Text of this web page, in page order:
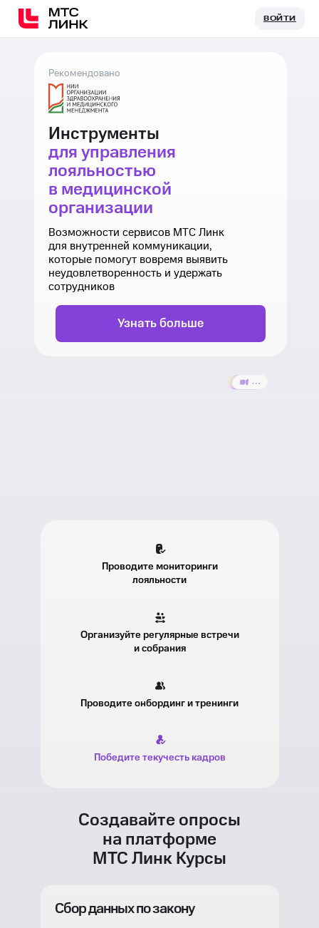
ВОЙТИВОЙТИ
Узнать больше
Проводите мониторинги
лояльности
Организуйте регулярные встречи
и собрания
Инструменты
для управления
лояльностью
в медицинской
организации
Проводите онбординг и тренинги
Возможности сервисов МТС Линк
для внутренней коммуникации,
которые помогут вовремя выявить
неудовлетворенность и удержать
сотрудников
Рекомендовано
Победите текучесть кадров
Создавайте опросы
на платформе
МТС Линк Курсы
Сбор данных по закону